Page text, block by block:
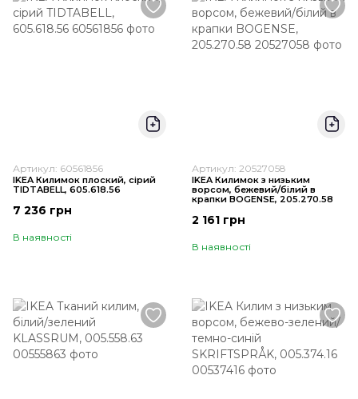
Артикул: 60561856
IKEA Килимок плоский, сірий
TIDTABELL, 605.618.56
7 236 грн
В наявності
Артикул: 20527058
IKEA Килимок з низьким
ворсом, бежевий/білий в
крапки BOGENSE, 205.270.58
2 161 грн
В наявності